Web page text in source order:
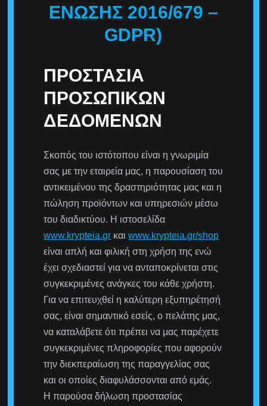
ΈΝΩΣΗΣ 2016/679 –
GDPR)
ΠΡΟΣΤΑΣΊΑ
ΠΡΟΣΩΠΙΚΏΝ
ΔΕΔΟΜΈΝΩΝ
Σκοπός του ιστότοπου είναι η γνωριμία
σας με την εταιρεία μας, η παρουσίαση του
αντικειμένου της δραστηριότητας μας και η
πώληση προϊόντων και υπηρεσιών μέσω
του διαδικτύου. Η ιστοσελίδα
www.krypteia.gr καιwww.krypteia.gr/shop
είναι απλή και φιλική στη χρήση της ενώ
έχει σχεδιαστεί για να ανταποκρίνεται στις
συγκεκριμένες ανάγκες του κάθε χρήστη.
Για να επιτευχθεί η καλύτερη εξυπηρέτησή
σας, είναι σημαντικό εσείς, ο πελάτης μας,
να καταλάβετε ότι πρέπει να μας παρέχετε
συγκεκριμένες πληροφορίες που αφορούν
την διεκπεραίωση της παραγγελίας σας
και οι οποίες διαφυλάσσονται από εμάς.
Η παρούσα δήλωση προστασίας